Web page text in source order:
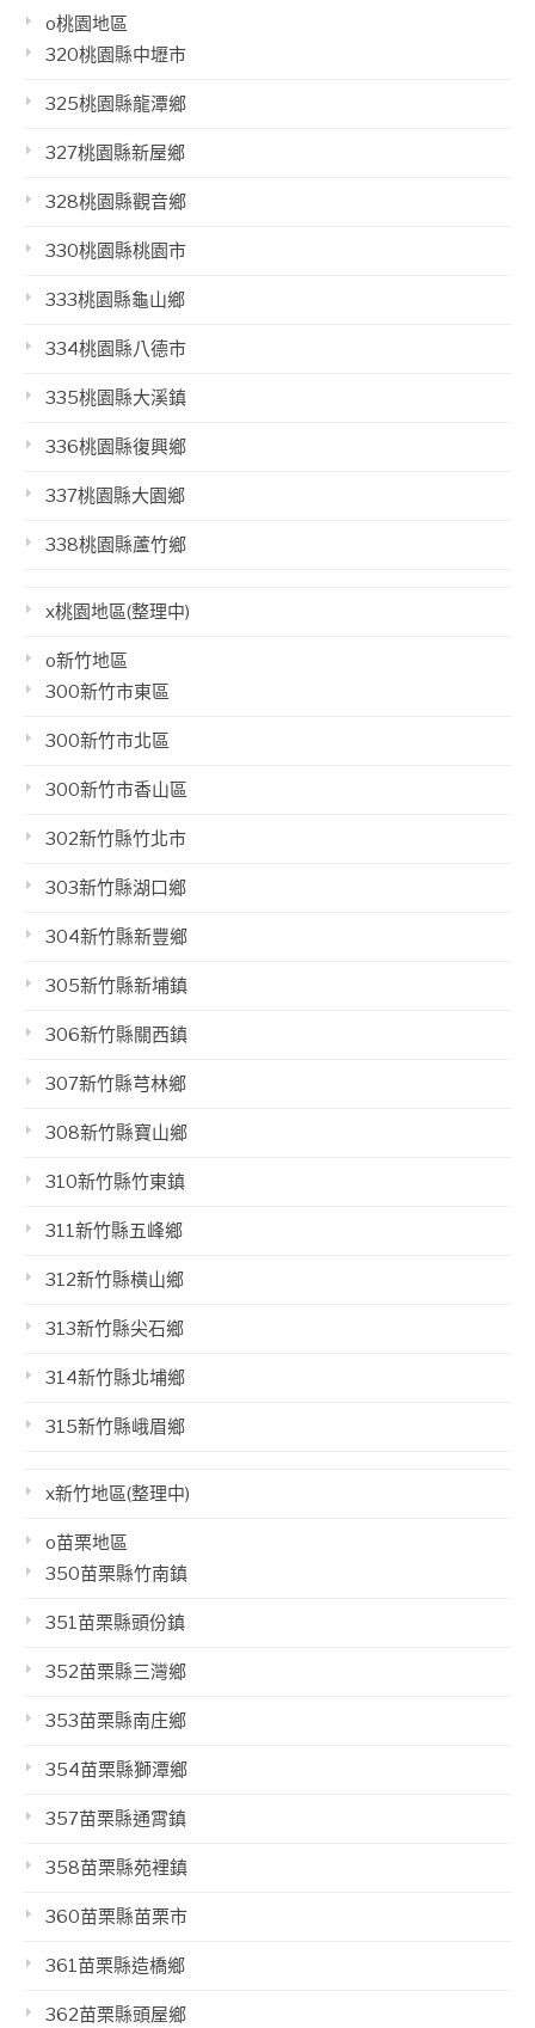
o桃園地區
320桃園縣中壢市
325桃園縣龍潭鄉
327桃園縣新屋鄉
328桃園縣觀音鄉
330桃園縣桃園市
333桃園縣龜山鄉
334桃園縣八德市
335桃園縣大溪鎮
336桃園縣復興鄉
337桃園縣大園鄉
338桃園縣蘆竹鄉
x桃園地區(整理中)
o新竹地區
300新竹市東區
300新竹市北區
300新竹市香山區
302新竹縣竹北市
303新竹縣湖口鄉
304新竹縣新豐鄉
305新竹縣新埔鎮
306新竹縣關西鎮
307新竹縣芎林鄉
308新竹縣寶山鄉
310新竹縣竹東鎮
311新竹縣五峰鄉
312新竹縣橫山鄉
313新竹縣尖石鄉
314新竹縣北埔鄉
315新竹縣峨眉鄉
x新竹地區(整理中)
o苗栗地區
350苗栗縣竹南鎮
351苗栗縣頭份鎮
352苗栗縣三灣鄉
353苗栗縣南庄鄉
354苗栗縣獅潭鄉
357苗栗縣通霄鎮
358苗栗縣苑裡鎮
360苗栗縣苗栗市
361苗栗縣造橋鄉
362苗栗縣頭屋鄉